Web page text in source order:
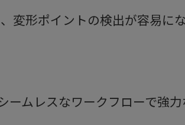
変形ポイントの検出が容易に
ムレスなワークフローで強力